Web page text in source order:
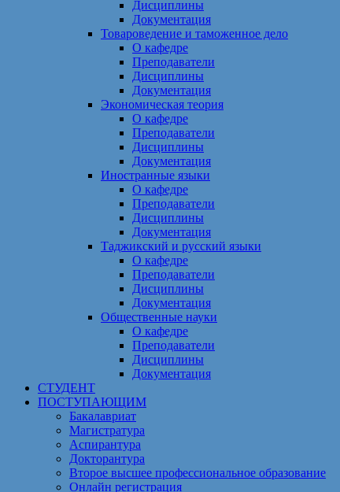
Дисциплины
Документация
Товароведение и таможенное дело
О кафедре
Преподаватели
Дисциплины
Документация
Экономическая теория
О кафедре
Преподаватели
Дисциплины
Документация
Иностранные языки
О кафедре
Преподаватели
Дисциплины
Документация
Таджикский и русский языки
О кафедре
Преподаватели
Дисциплины
Документация
Общественные науки
О кафедре
Преподаватели
Дисциплины
Документация
СТУДЕНТ
ПОСТУПАЮЩИМ
Бакалавриат
Магистратура
Аспирантура
Докторантура
Второе высшее профессиональное образование
Онлайн регистрация